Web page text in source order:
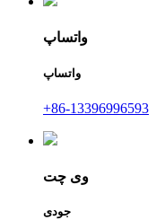
واتساپ
واتساپ
‎+86-13396996593‎
وی چت
جودی